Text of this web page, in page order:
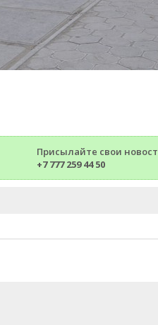
Присылайте свои
+7 777 259 44 50